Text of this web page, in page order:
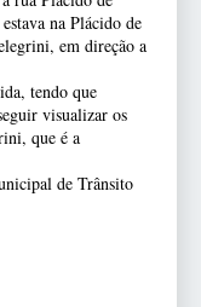
na Plácido de
em direção a
tendo que
visualizar os
que é a
de Trânsito